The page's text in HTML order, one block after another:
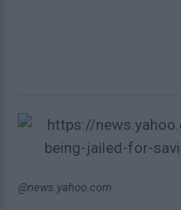
@news.yahoo.com